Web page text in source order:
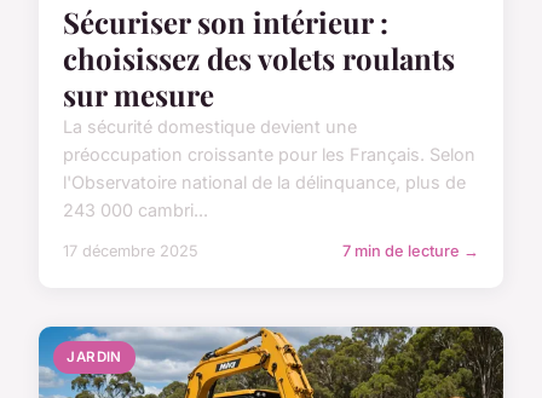
Sécuriser son intérieur :
choisissez des volets roulants
sur mesure
La sécurité domestique devient une
préoccupation croissante pour les Français. Selon
l'Observatoire national de la délinquance, plus de
243 000 cambri...
17 décembre 2025 7 min de lecture →
JARDIN